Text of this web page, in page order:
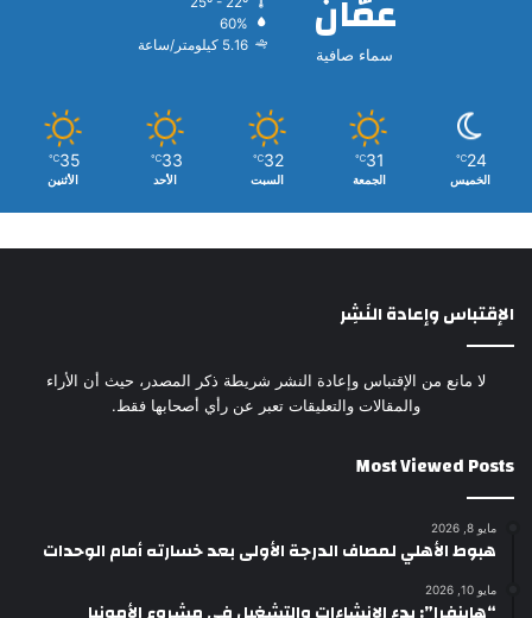
عمّان
سماء صافية
60%
5.16 كيلومتر/ساعة
24
℃
الخميس
31
℃
الجمعة
32
℃
السبت
33
℃
الأحد
35
℃
الأثنين
الإقتباس وإعادة النَشِر
لا مانع من الإقتباس وإعادة النشر شريطة ذكر المصدر، حيث أن الأراء
والمقالات والتعليقات تعبر عن رأي أصحابها فقط.
Most Viewed Posts
مايو 8, 2026
هبوط الأهلي لمصاف الدرجة الأولى بعد خسارته أمام الوحدات
مايو 10, 2026